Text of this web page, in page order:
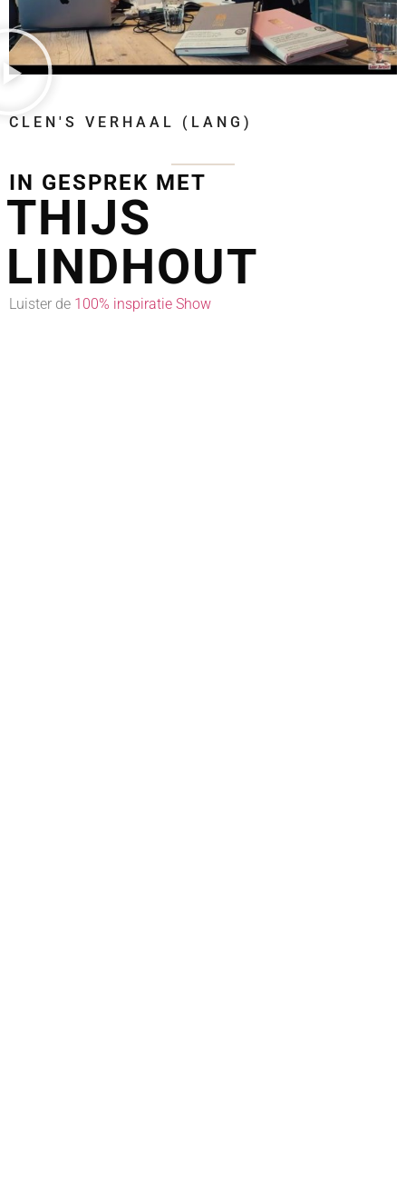
CLEN'S VERHAAL (LANG)
IN GESPREK MET
THIJS
LINDHOUT
Luister de 100% inspiratie Show